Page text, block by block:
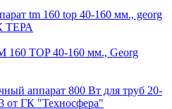
160 TOP 40-160 мм., Georg